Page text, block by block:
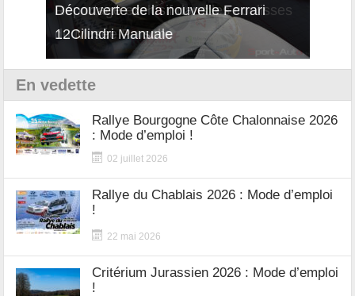
Découverte de la nouvelle Ferrari
12Cilindri Manuale
En vedette
Rallye Bourgogne Côte Chalonnaise 2026
: Mode d’emploi !
02 juillet 2026
Rallye du Chablais 2026 : Mode d’emploi
!
22 mai 2026
Critérium Jurassien 2026 : Mode d’emploi
!